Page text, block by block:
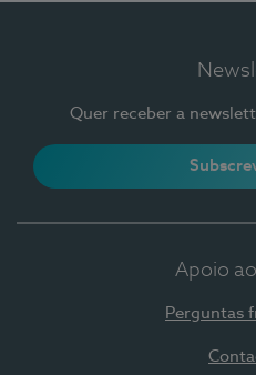
Quer receber a
Apoio
Perguntas